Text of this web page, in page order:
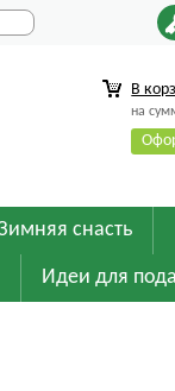
В
на
снасть
Идеи для